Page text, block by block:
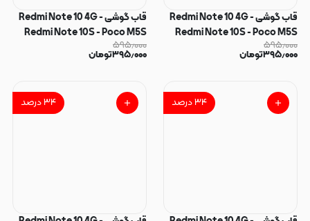
قاب گوشی Redmi Note 10 4G -
Redmi Note 10S - Poco M5S
دار دور مات دکمه کرومی طرح
۵۹۵٫۰۰۰
۳۹۵٫۰۰۰تومان
قاب گوشی Redmi Note 10 4G -
Redmi Note 10S - Poco M5S
دار دور مات دکمه کرومی طرح
۵۹۵٫۰۰۰
۳۹۵٫۰۰۰تومان
۳۴درصد ۳۴درصد